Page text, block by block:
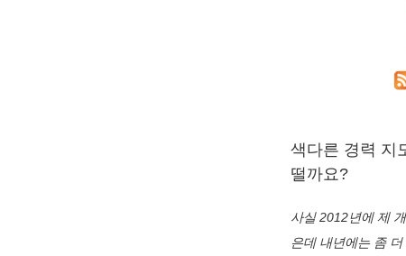
색다른 경력 지
떨까요?
사실 2012년에 제
은데 내년에는 좀